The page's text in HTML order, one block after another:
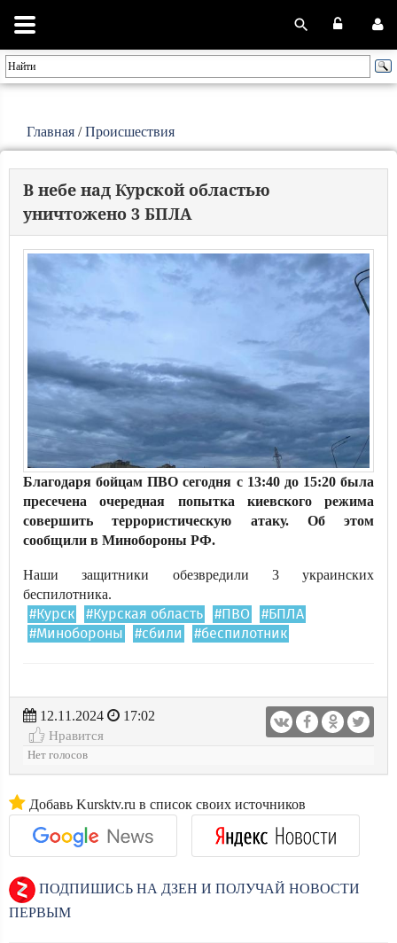
Главная /Происшествия
В небе над Курской областью
уничтожено 3 БПЛА
Благодаря бойцам ПВО сегодня с 13:40 до 15:20 была
пресечена очередная попытка киевского режима
совершить террористическую атаку. Об этом
сообщили в Минобороны РФ.
Наши защитники обезвредили 3 украинских
беспилотника.
#Курск #Курская область #ПВО
#БПЛА
#Минобороны
#сбили #беспилотник
12.11.2024
17:02
Нравится
Нет голосов
Добавь Kursktv.ru в список своих источников
ПОДПИШИСЬ НА ДЗЕН И ПОЛУЧАЙ НОВОСТИ
ПЕРВЫМ